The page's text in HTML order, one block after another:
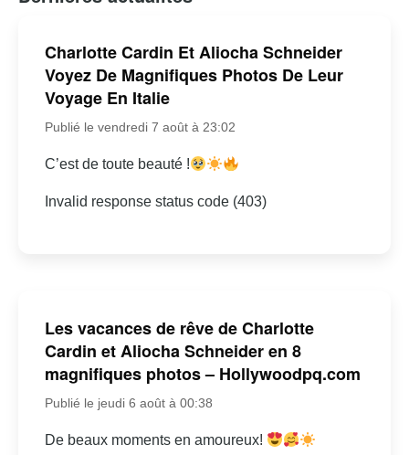
Charlotte Cardin Et Aliocha Schneider
Voyez De Magnifiques Photos De Leur
Voyage En Italie
Publié le vendredi 7 août à 23:02
C’est de toute beauté !
Invalid response status code (403)
Les vacances de rêve de Charlotte
Cardin et Aliocha Schneider en 8
magnifiques photos – Hollywoodpq.com
Publié le jeudi 6 août à 00:38
De beaux moments en amoureux!